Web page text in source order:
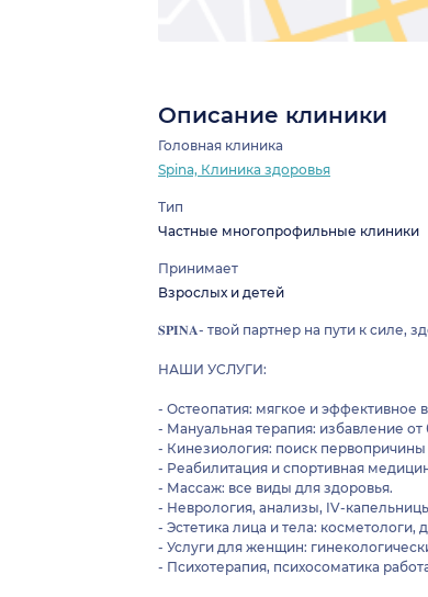
Описание клиники
Головная клиника
Spina, Клиника здоровья
Тип
Частные многопрофильные клиники
Принимает
Взрослых и детей
𝐒𝐏𝐈𝐍𝐀- твой партнер на пути к силе,
НАШИ УСЛУГИ:
- Остеопатия: мягкое и эффективное
- Мануальная терапия: избавление
- Кинезиология: поиск
- Реабилитация и спортивная
- Массаж: все виды для здоровья.
- Неврология, анализы, IV-
- Эстетика лица и тела: косметологи,
- Услуги для женщин:
- Психотерапия, психосоматика